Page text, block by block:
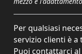
Per qualsiasi
servizio clienti è a
Puoi contattarci